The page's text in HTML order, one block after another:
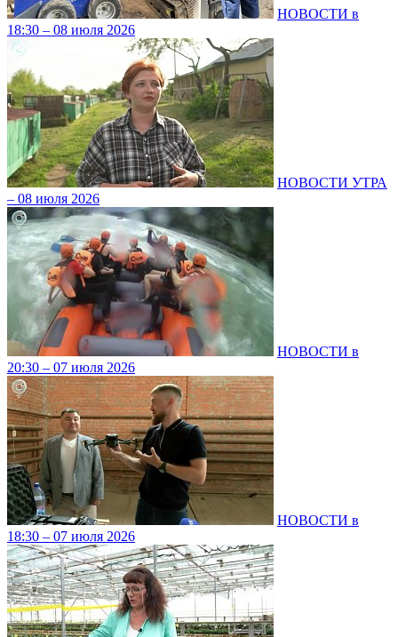
НОВОСТИ в
18:30 – 08 июля 2026
НОВОСТИ УТРА
– 08 июля 2026
НОВОСТИ в
20:30 – 07 июля 2026
НОВОСТИ в
18:30 – 07 июля 2026